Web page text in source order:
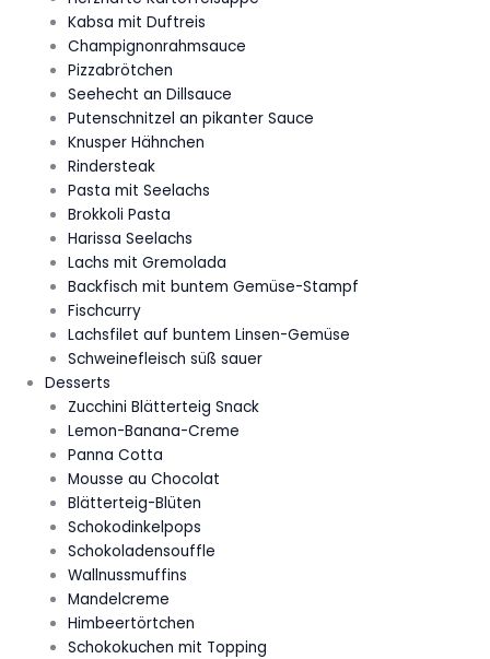
Kabsa mit Duftreis
Champignonrahmsauce
Pizzabrötchen
Seehecht an Dillsauce
Putenschnitzel an pikanter Sauce
Knusper Hähnchen
Rindersteak
Pasta mit Seelachs
Brokkoli Pasta
Harissa Seelachs
Lachs mit Gremolada
Backfisch mit buntem Gemüse-Stampf
Fischcurry
Lachsfilet auf buntem Linsen-Gemüse
Schweinefleisch süß sauer
Desserts
Zucchini Blätterteig Snack
Lemon-Banana-Creme
Panna Cotta
Mousse au Chocolat
Blätterteig-Blüten
Schokodinkelpops
Schokoladensouffle
Wallnussmuffins
Mandelcreme
Himbeertörtchen
Schokokuchen mit Topping